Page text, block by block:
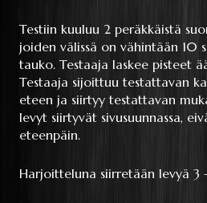
Testiin kuuluu 2 peräkkäistä
joiden välissä on vähintään 10
tauko. Testaaja laskee pisteet
Testaaja sijoittuu testattavan
eteen ja siirtyy testattavan
levyt siirtyvät sivusuunnassa,
eteenpäin.
Harjoitteluna siirretään levyä 3